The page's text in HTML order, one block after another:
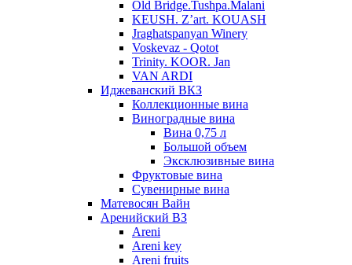
Old Bridge.Tushpa.Malani
KEUSH. Z’art. KOUASH
Jraghatspanyan Winery
Voskevaz - Qotot
Trinity. KOOR. Jan
VAN ARDI
Иджеванский ВКЗ
Коллекционные вина
Виноградные вина
Вина 0,75 л
Большой объем
Эксклюзивные вина
Фруктовые вина
Cувенирные вина
Матевосян Вайн
Аренийский ВЗ
Areni
Areni key
Areni fruits